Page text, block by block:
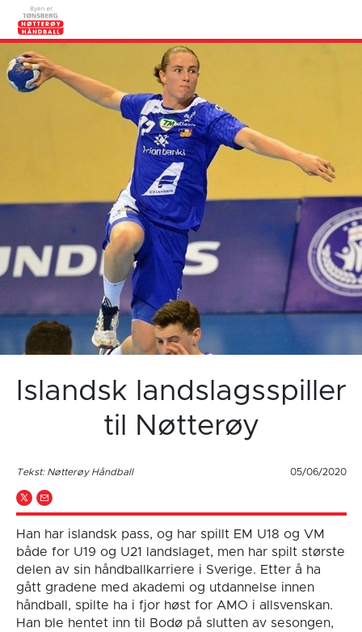
Islandsk landslagsspiller
til Nøtterøy
Tekst: Nøtterøy Håndball 05/06/2020
Han har islandsk pass, og har spillt EM U18 og VM
både for U19 og U21 landslaget, men har spilt største
delen av sin håndballkarriere i Sverige. Etter å ha
gått gradene med akademi og utdannelse innen
håndball, spilte ha i fjor høst for AMO i allsvenskan.
Han ble hentet inn til Bodø på slutten av sesongen,